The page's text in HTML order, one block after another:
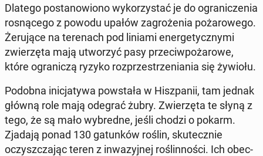
Dlatego po­sta­no­wio­no wy­ko­rzy­stać je do ogra­ni­cze­nia
ro­sną­ce­go z powodu upałów za­gro­że­nia po­ża­ro­we­go.
Że­ru­ją­ce na te­re­nach pod liniami ener­ge­tycz­ny­mi
zwie­rzę­ta mają utwo­rzyć pasy prze­ciw­po­ża­ro­we,
które ogra­ni­czą ryzyko roz­prze­strze­nia­nia się żywiołu.
Podobna ini­cja­ty­wa po­wsta­ła w Hisz­pa­nii, tam jednak
główną role mają odegrać żubry. Zwie­rzę­ta te słyną z
tego, że są mało wy­bred­ne, jeśli chodzi o pokarm.
Zjadają ponad 130 ga­tun­ków roślin, sku­tecz­nie
oczysz­cza­jąc teren z in­wa­zyj­nej ro­ślin­no­ści. Ich obec­